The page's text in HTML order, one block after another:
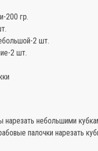
200 гр.
2 шт.
2 шт.
небольшими
палочки нарезать